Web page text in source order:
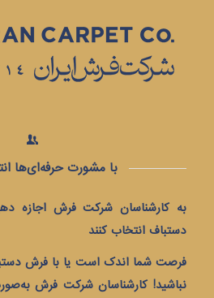
با مشورت حرفه‌ای‌ها
به کارشناسان شرکت فرش اجازه
دستباف انتخاب کنند
فرصت شما اندک است یا با فرش
نباشید! کارشناسان شرکت فرش